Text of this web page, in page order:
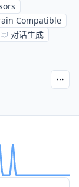
Compatible
对话生成